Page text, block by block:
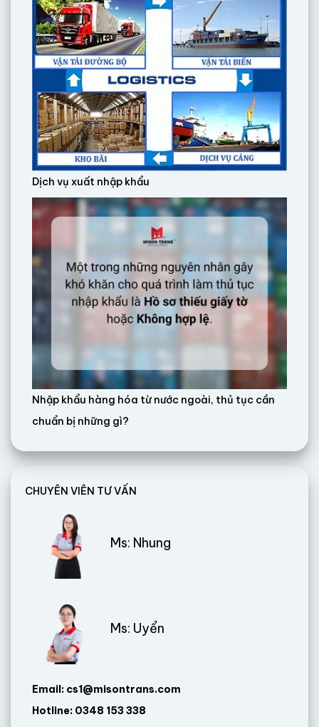
Dịch vụ xuất nhập khẩu
Nhập khẩu hàng hóa từ nước ngoài, thủ tục cần
chuẩn bị những gì?
CHUYÊN VIÊN TƯ VẤN
Ms: Nhung
Ms: Uyển
Email: cs1@misontrans.com
Hotline: 0348 153 338